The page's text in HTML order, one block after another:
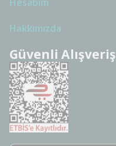
Hakkımızda
Güvenli Alışveriş